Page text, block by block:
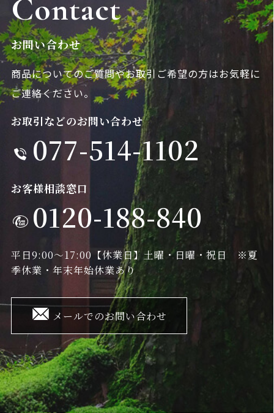
Contact
お問い合わせ
商品についてのご質問やお取引ご希望の方はお気軽に
ご連絡ください。
お取引などのお問い合わせ
077-514-1102
お客様相談窓口
0120-188-840
平日9:00～17:00 【休業日】土曜・日曜・祝日 ※夏
季休業・年末年始休業あり
メールでのお問い合わせ